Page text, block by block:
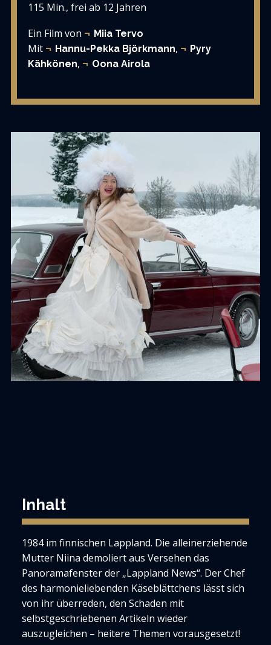
115 Min., frei ab 12 Jahren
Ein Film von
Miia Tervo
Mit Hannu-Pekka Björkmann,
Pyry
Kähkönen, Oona Airola
Inhalt
1984 im finnischen Lappland. Die alleinerziehende
Mutter Niina demoliert aus Versehen das
Panoramafenster der „Lappland News“. Der Chef
des harmonieliebenden Käseblättchens lässt sich
von ihr überreden, den Schaden mit
selbstgeschriebenen Artikeln wieder
auszugleichen – heitere Themen vorausgesetzt!